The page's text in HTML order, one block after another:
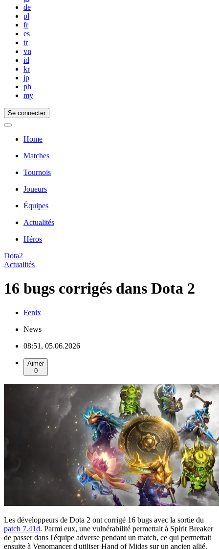
de
pl
fr
es
tr
vn
id
kr
jp
ph
my
Se connecter
Home
Matches
Tournois
Joueurs
Équipes
Actualités
Héros
Dota2
Actualités
16 bugs corrigés dans Dota 2
Fenix
News
08:51, 05.06.2026
Aimer
0
Les développeurs de Dota 2 ont corrigé 16 bugs avec la sortie du
patch 7.41d. Parmi eux, une vulnérabilité permettait à Spirit Breaker
de passer dans l'équipe adverse pendant un match, ce qui permettait
ensuite à Venomancer d'utiliser Hand of Midas sur un ancien allié.